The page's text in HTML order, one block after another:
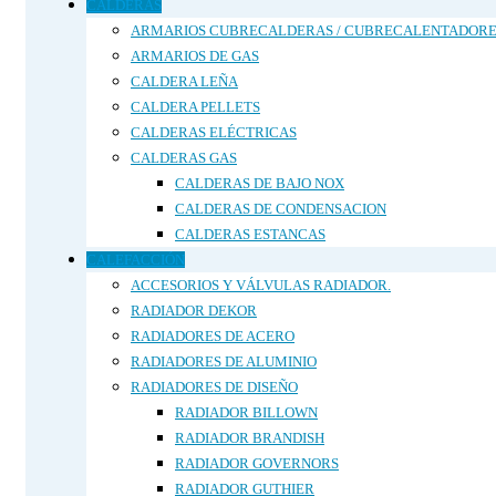
CALDERAS
ARMARIOS CUBRECALDERAS /
ARMARIOS DE GAS
CALDERA LEÑA
CALDERA PELLETS
CALDERAS ELÉCTRICAS
CALDERAS GAS
CALDERAS DE BAJO NOX
CALDERAS DE CONDENSACION
CALDERAS ESTANCAS
CALEFACCIÓN
ACCESORIOS Y VÁLVULAS RADIADOR.
RADIADOR DEKOR
RADIADORES DE ACERO
RADIADORES DE ALUMINIO
RADIADORES DE DISEÑO
RADIADOR BILLOWN
RADIADOR BRANDISH
RADIADOR GOVERNORS
RADIADOR GUTHIER